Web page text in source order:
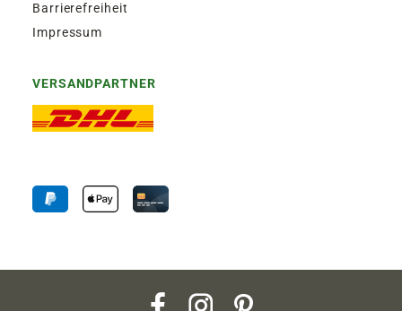
Barrierefreiheit
Impressum
VERSANDPARTNER